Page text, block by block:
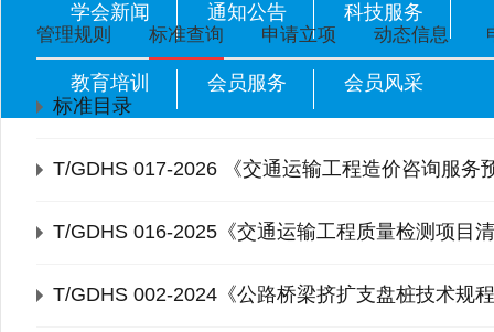
学会新闻 通知公告 科技服务
教育培训 会员服务 会员风采
管理规则 标准查询 申请立项 动态信息
标准目录
T/GDHS 017-2026 《交通运输工程造价咨询服务
T/GDHS 016-2025《交通运输工程质量检测项目
T/GDHS 002-2024《公路桥梁挤扩支盘桩技术规